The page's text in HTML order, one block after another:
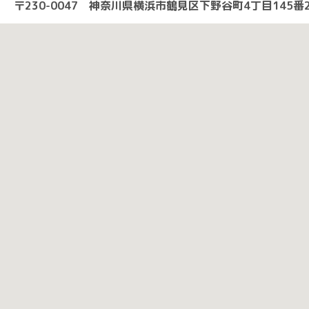
〒230-0047 神奈川県横浜市鶴見区下野谷町4丁目145番